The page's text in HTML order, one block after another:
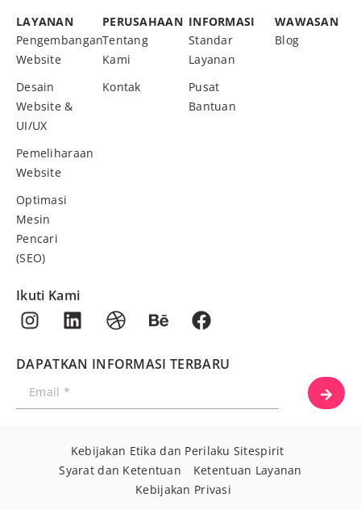
LAYANAN
Pengembangan
Website
Desain
Website &
UI/UX
Pemeliharaan
Website
Optimasi
Mesin
Pencari
(SEO)
PERUSAHAAN
Tentang
Kami
Kontak
INFORMASI
Standar
Layanan
Pusat
Bantuan
WAWASAN
Blog
Ikuti Kami
DAPATKAN INFORMASI TERBARU
Kebijakan Etika dan Perilaku Sitespirit
Syarat dan Ketentuan
Ketentuan Layanan
Kebijakan Privasi